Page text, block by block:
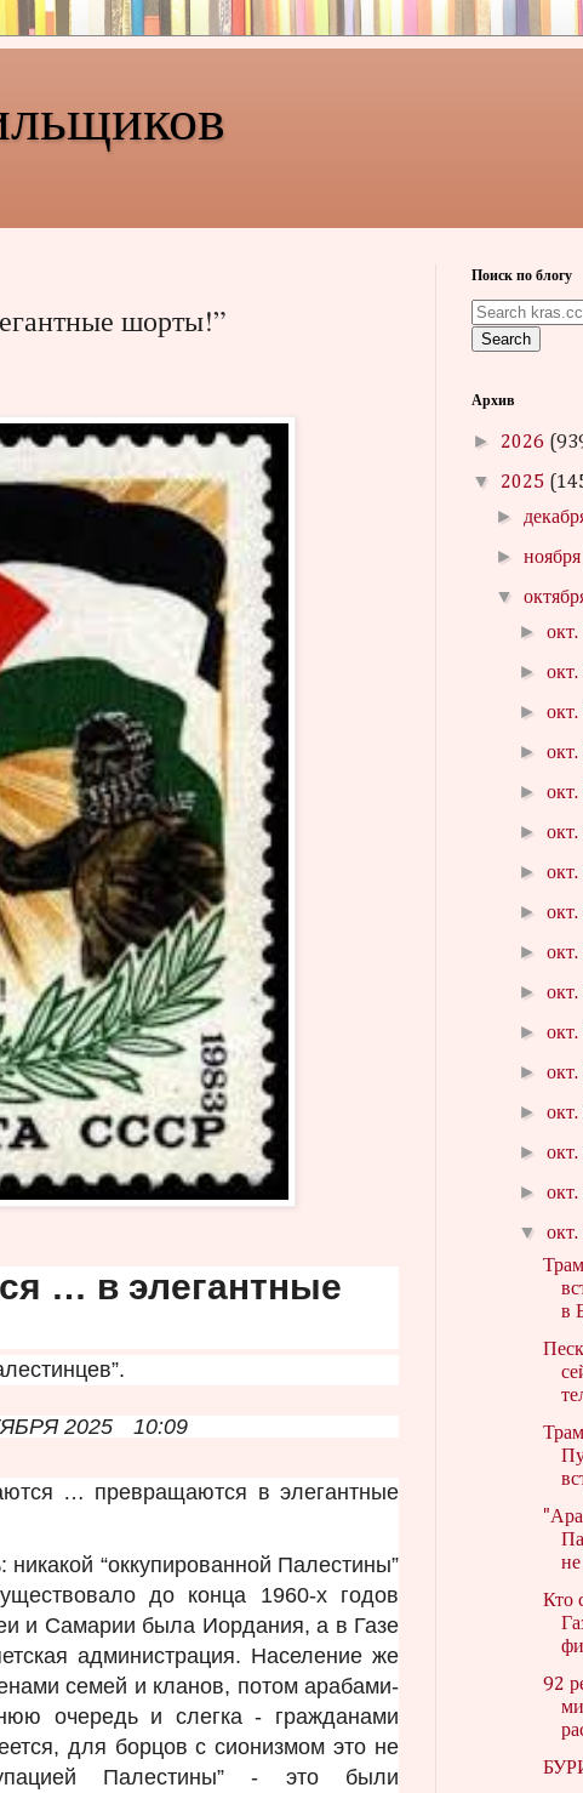
шорты!”
… в элегантные
2025 10:09
… превращаются в элегантные
“оккупированной Палестины”
до конца 1960-х годов
и Самарии была Иордания, а в Газе
администрация. Население же
семей и кланов, потом арабами-
очередь и слегка - гражданами
для борцов с сионизмом это не
Палестины” - это были
Поиск по блогу
Search
Архив
► 2026
▼ 2025
►
►ноября
▼
►
►
►
►
►
►
►
►
►
►
►
►
►
►
►
▼
в
Кто
92